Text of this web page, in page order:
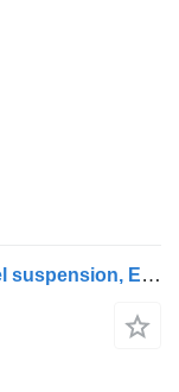
Billaud Chassis Wood transport, Steel suspension, Extendable